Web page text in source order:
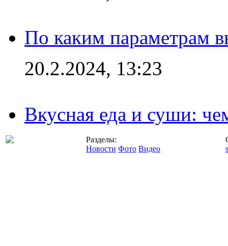
По каким параметрам
20.2.2024, 13:23
Вкусная еда и суши:
Разделы:
Новости Фото Видео